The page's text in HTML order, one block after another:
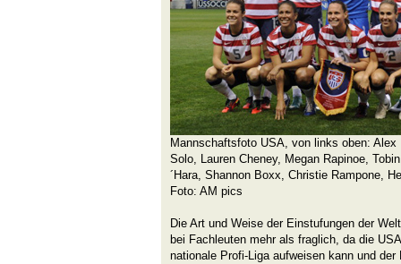
Mannschaftsfoto USA, von links oben:
Solo, Lauren Cheney, Megan Rapinoe,
´Hara, Shannon Boxx, Christie Rampone,
Foto: AM pics
Die Art und Weise der Einstufungen der
bei Fachleuten mehr als fraglich, da die
nationale Profi-Liga aufweisen kann und